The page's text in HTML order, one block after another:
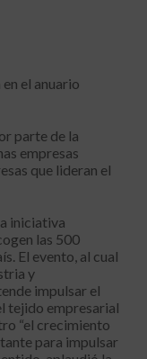
el anuario
parte de la
empresas
que lideran el
iniciativa
las 500
El evento, al cual
y
impulsar el
tejido empresarial
“el crecimiento
para impulsar